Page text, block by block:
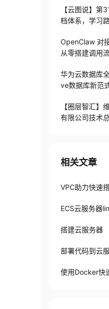
【云图说】第
档体系，学习
OpenClaw 对
从零搭建调用
华为云数据库
ve数据库新范
【圈层智汇】
有限公司技术
相关文章
VPC助力快速
ECS云服务器
搭建云服务器
部署代码到云
使用Docker快